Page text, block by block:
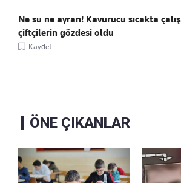
Ne su ne ayran! Kavurucu sıcakta
çiftçilerin gözdesi oldu
Kaydet
ÖNE ÇIKANLAR